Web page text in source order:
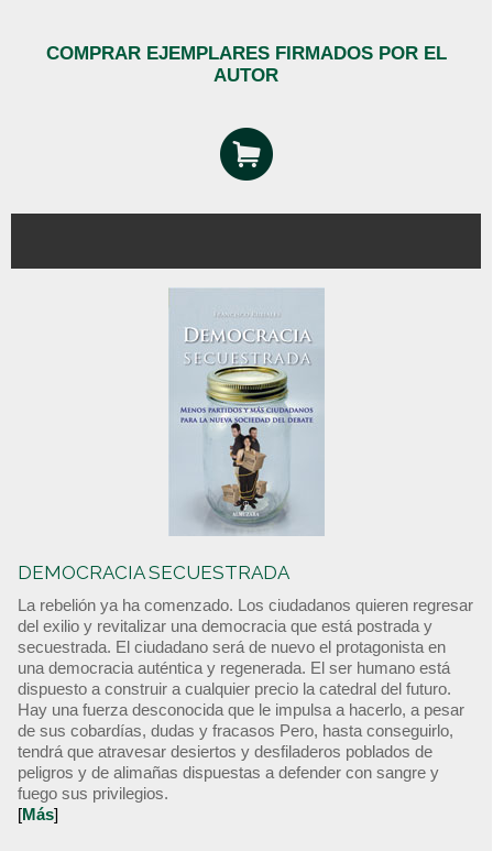
COMPRAR EJEMPLARES FIRMADOS POR EL
AUTOR
DEMOCRACIA SECUESTRADA
La rebelión ya ha comenzado. Los ciudadanos quieren regresar
del exilio y revitalizar una democracia que está postrada y
secuestrada. El ciudadano será de nuevo el protagonista en
una democracia auténtica y regenerada. El ser humano está
dispuesto a construir a cualquier precio la catedral del futuro.
Hay una fuerza desconocida que le impulsa a hacerlo, a pesar
de sus cobardías, dudas y fracasos Pero, hasta conseguirlo,
tendrá que atravesar desiertos y desfiladeros poblados de
peligros y de alimañas dispuestas a defender con sangre y
fuego sus privilegios.
[Más]